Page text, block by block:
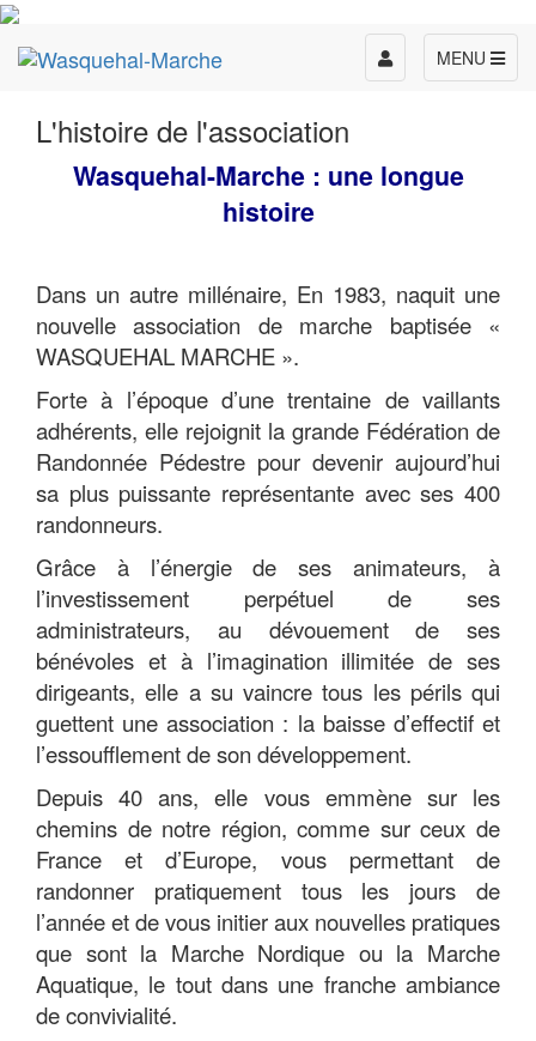
MENU
Toggle
navigation
L'histoire de l'association
Wasquehal-Marche : une longue
histoire
Dans un autre millénaire, En 1983, naquit une
nouvelle association de marche baptisée «
WASQUEHAL MARCHE ».
Forte à l’époque d’une trentaine de vaillants
adhérents, elle rejoignit la grande Fédération de
Randonnée Pédestre pour devenir aujourd’hui
sa plus puissante représentante avec ses 400
randonneurs.
Grâce à l’énergie de ses animateurs, à
l’investissement perpétuel de ses
administrateurs, au dévouement de ses
bénévoles et à l’imagination illimitée de ses
dirigeants, elle a su vaincre tous les périls qui
guettent une association : la baisse d’effectif et
l’essoufflement de son développement.
Depuis 40 ans, elle vous emmène sur les
chemins de notre région, comme sur ceux de
France et d’Europe, vous permettant de
randonner pratiquement tous les jours de
l’année et de vous initier aux nouvelles pratiques
que sont la Marche Nordique ou la Marche
Aquatique, le tout dans une franche ambiance
de convivialité.